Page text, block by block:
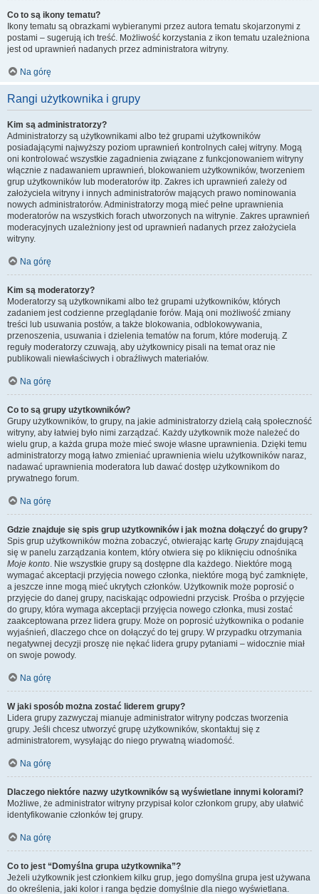
Co to są ikony tematu?
Ikony tematu są obrazkami wybieranymi przez autora tematu skojarzonymi z
postami – sugerują ich treść. Możliwość korzystania z ikon tematu uzależniona
jest od uprawnień nadanych przez administratora witryny.
Na górę
Rangi użytkownika i grupy
Kim są administratorzy?
Administratorzy są użytkownikami albo też grupami użytkowników
posiadającymi najwyższy poziom uprawnień kontrolnych całej witryny. Mogą
oni kontrolować wszystkie zagadnienia związane z funkcjonowaniem witryny
włącznie z nadawaniem uprawnień, blokowaniem użytkowników, tworzeniem
grup użytkowników lub moderatorów itp. Zakres ich uprawnień zależy od
założyciela witryny i innych administratorów mających prawo nominowania
nowych administratorów. Administratorzy mogą mieć pełne uprawnienia
moderatorów na wszystkich forach utworzonych na witrynie. Zakres uprawnień
moderacyjnych uzależniony jest od uprawnień nadanych przez założyciela
witryny.
Na górę
Kim są moderatorzy?
Moderatorzy są użytkownikami albo też grupami użytkowników, których
zadaniem jest codzienne przeglądanie forów. Mają oni możliwość zmiany
treści lub usuwania postów, a także blokowania, odblokowywania,
przenoszenia, usuwania i dzielenia tematów na forum, które moderują. Z
reguły moderatorzy czuwają, aby użytkownicy pisali na temat oraz nie
publikowali niewłaściwych i obraźliwych materiałów.
Na górę
Co to są grupy użytkowników?
Grupy użytkowników, to grupy, na jakie administratorzy dzielą całą społeczność
witryny, aby łatwiej było nimi zarządzać. Każdy użytkownik może należeć do
wielu grup, a każda grupa może mieć swoje własne uprawnienia. Dzięki temu
administratorzy mogą łatwo zmieniać uprawnienia wielu użytkowników naraz,
nadawać uprawnienia moderatora lub dawać dostęp użytkownikom do
prywatnego forum.
Na górę
Gdzie znajduje się spis grup użytkowników i jak można dołączyć do grupy?
Spis grup użytkowników można zobaczyć, otwierając kartę Grupyznajdującą
się w panelu zarządzania kontem, który otwiera się po kliknięciu odnośnika
Moje konto. Nie wszystkie grupy są dostępne dla każdego. Niektóre mogą
wymagać akceptacji przyjęcia nowego członka, niektóre mogą być zamknięte,
a jeszcze inne mogą mieć ukrytych członków. Użytkownik może poprosić o
przyjęcie do danej grupy, naciskając odpowiedni przycisk. Prośba o przyjęcie
do grupy, która wymaga akceptacji przyjęcia nowego członka, musi zostać
zaakceptowana przez lidera grupy. Może on poprosić użytkownika o podanie
wyjaśnień, dlaczego chce on dołączyć do tej grupy. W przypadku otrzymania
negatywnej decyzji proszę nie nękać lidera grupy pytaniami – widocznie miał
on swoje powody.
Na górę
W jaki sposób można zostać liderem grupy?
Lidera grupy zazwyczaj mianuje administrator witryny podczas tworzenia
grupy. Jeśli chcesz utworzyć grupę użytkowników, skontaktuj się z
administratorem, wysyłając do niego prywatną wiadomość.
Na górę
Dlaczego niektóre nazwy użytkowników są wyświetlane innymi kolorami?
Możliwe, że administrator witryny przypisał kolor członkom grupy, aby ułatwić
identyfikowanie członków tej grupy.
Na górę
Co to jest “Domyślna grupa użytkownika”?
Jeżeli użytkownik jest członkiem kilku grup, jego domyślna grupa jest używana
do określenia, jaki kolor i ranga będzie domyślnie dla niego wyświetlana.